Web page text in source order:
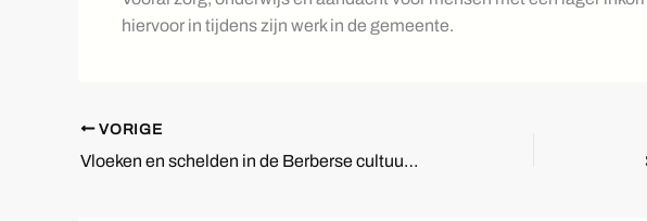
hiervoor in tijdens zijn werk in de gemeente.
VORIGE
Vloeken en schelden in de Berberse cultuur: een kijkje in de taal